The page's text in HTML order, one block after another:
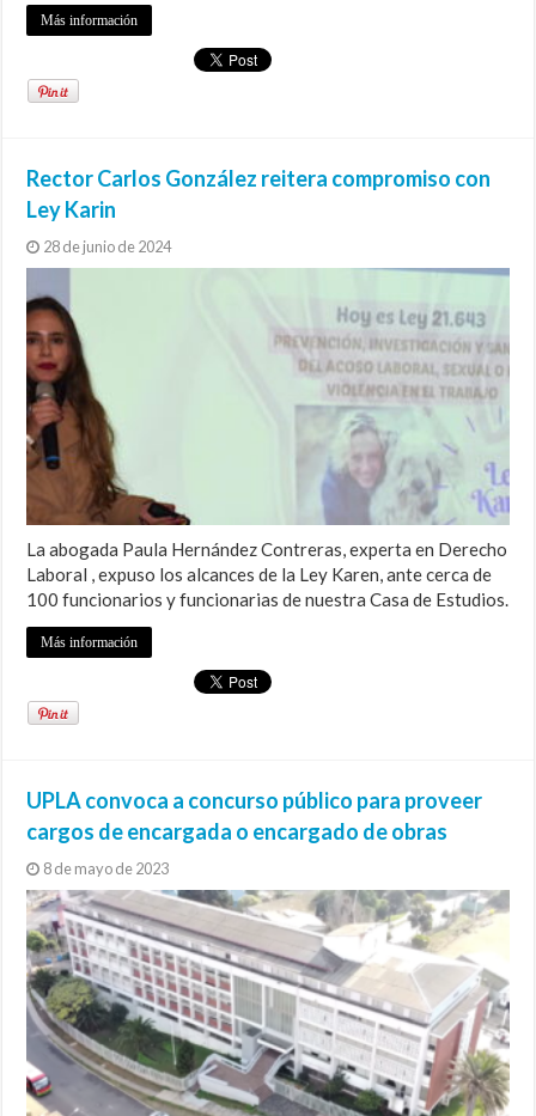
Más información
Rector Carlos González reitera compromiso con
Ley Karin
28 de junio de 2024
La abogada Paula Hernández Contreras, experta en Derecho
Laboral , expuso los alcances de la Ley Karen, ante cerca de
100 funcionarios y funcionarias de nuestra Casa de Estudios.
Más información
UPLA convoca a concurso público para proveer
cargos de encargada o encargado de obras
8 de mayo de 2023